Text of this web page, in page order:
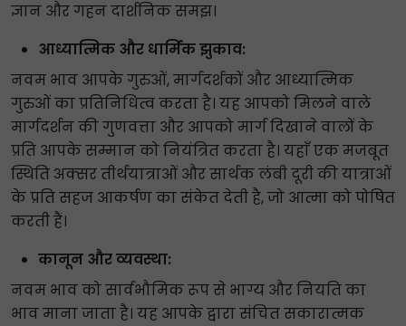
ज्ञान और गहन दार्शनिक समझ।
आध्यात्मिक और धार्मिक झुकाव:
नवम भाव आपके गुरुओं, मार्गदर्शकों और आध्यात्मिक
गुरुओं का प्रतिनिधित्व करता है। यह आपको मिलने वाले
मार्गदर्शन की गुणवत्ता और आपको मार्ग दिखाने वालों के
प्रति आपके सम्मान को नियंत्रित करता है। यहाँ एक मजबूत
स्थिति अक्सर तीर्थयात्राओं और सार्थक लंबी दूरी की यात्राओं
के प्रति सहज आकर्षण का संकेत देती है, जो आत्मा को पोषित
करती हैं।
कानून और व्यवस्था:
नवम भाव को सार्वभौमिक रूप से भाग्य और नियति का
भाव माना जाता है। यह आपके द्वारा संचित सकारात्मक